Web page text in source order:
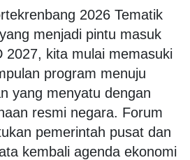
2026 Tematik
menjadi pintu masuk
2027, kita mulai memasuki
program menuju
yang menyatu dengan
resmi negara. Forum
pemerintah pusat dan
kembali agenda ekonomi